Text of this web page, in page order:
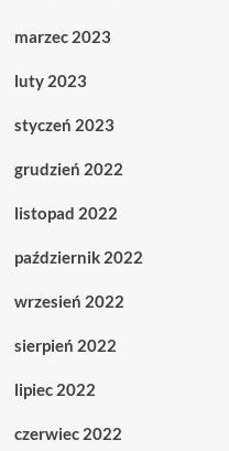
marzec 2023
luty 2023
styczeń 2023
grudzień 2022
listopad 2022
październik 2022
wrzesień 2022
sierpień 2022
lipiec 2022
czerwiec 2022